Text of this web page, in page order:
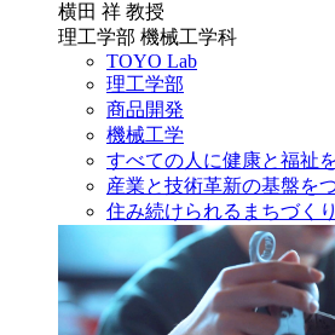
横田 祥 教授
理工学部 機械工学科
TOYO Lab
理工学部
商品開発
機械工学
すべての人に健康と福祉
産業と技術革新の基盤を
住み続けられるまちづく